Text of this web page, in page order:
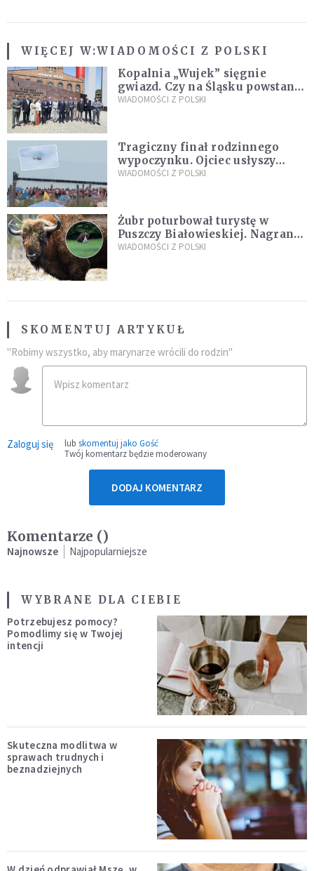
WIĘCEJ W:WIADOMOŚCI Z POLSKI
Kopalnia „Wujek” sięgnie
gwiazd. Czy na Śląsku powstanie
„Dolina Krzemowa”?
WIADOMOŚCI Z POLSKI
Tragiczny finał rodzinnego
wypoczynku. Ojciec usłyszy
zarzuty
WIADOMOŚCI Z POLSKI
Żubr poturbował turystę w
Puszczy Białowieskiej. Nagranie
daje do myślenia
WIADOMOŚCI Z POLSKI
SKOMENTUJ ARTYKUŁ
"Robimy wszystko, aby marynarze wrócili do rodzin"
Zaloguj się lub skomentuj jako Gość
Twój komentarz będzie moderowany
DODAJ KOMENTARZ
Komentarze ()
Najnowsze Najpopularniejsze
WYBRANE DLA CIEBIE
Potrzebujesz pomocy?
Pomodlimy się w Twojej
intencji
Skuteczna modlitwa w
sprawach trudnych i
beznadziejnych